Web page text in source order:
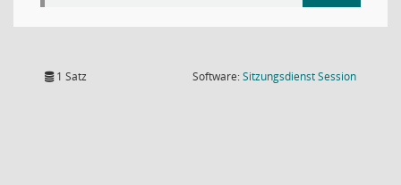
1 Satz Software:SitzungsdienstSession(Wird in